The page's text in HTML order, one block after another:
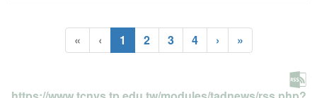
« ‹ 1 (current)
2 3 4 › »